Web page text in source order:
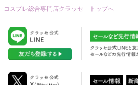
コスプレ総合専門店クラッセ トップへ